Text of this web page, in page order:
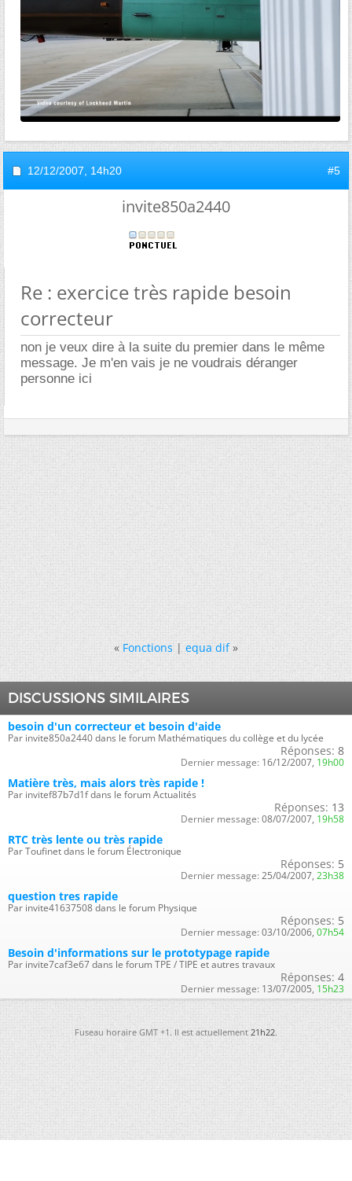
12/12/2007, 14h20 #5
invite850a2440
Re : exercice très rapide besoin
correcteur
non je veux dire à la suite du premier dans le même
message. Je m'en vais je ne voudrais déranger
personne ici
« Fonctions|equa dif »
DISCUSSIONS SIMILAIRES
besoin d'un correcteur et besoin d'aide
Par invite850a2440 dans le forum Mathématiques du collège et du lycée
Réponses: 8
Dernier message: 16/12/2007, 19h00
Matière très, mais alors très rapide !
Par invitef87b7d1f dans le forum Actualités
Réponses: 13
Dernier message: 08/07/2007, 19h58
RTC très lente ou très rapide
Par Toufinet dans le forum Électronique
Réponses: 5
Dernier message: 25/04/2007, 23h38
question tres rapide
Par invite41637508 dans le forum Physique
Réponses: 5
Dernier message: 03/10/2006, 07h54
Besoin d'informations sur le prototypage rapide
Par invite7caf3e67 dans le forum TPE / TIPE et autres travaux
Réponses: 4
Dernier message: 13/07/2005, 15h23
Fuseau horaire GMT +1. Il est actuellement21h22.